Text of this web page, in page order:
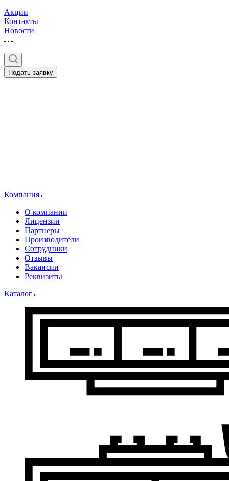
Акции
Контакты
Новости
Подать заявку
Компания
О компании
Лицензии
Партнеры
Производители
Сотрудники
Отзывы
Вакансии
Реквизиты
Каталог